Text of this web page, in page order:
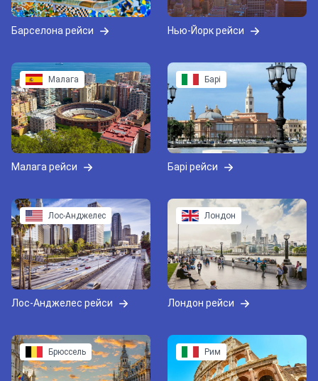
Барселона рейси Нью-Йорк рейси
Малага
Малага рейси
Барі
Барі рейси
Лос-Анджелес
Лос-Анджелес рейси
Лондон
Лондон рейси
Брюссель Рим